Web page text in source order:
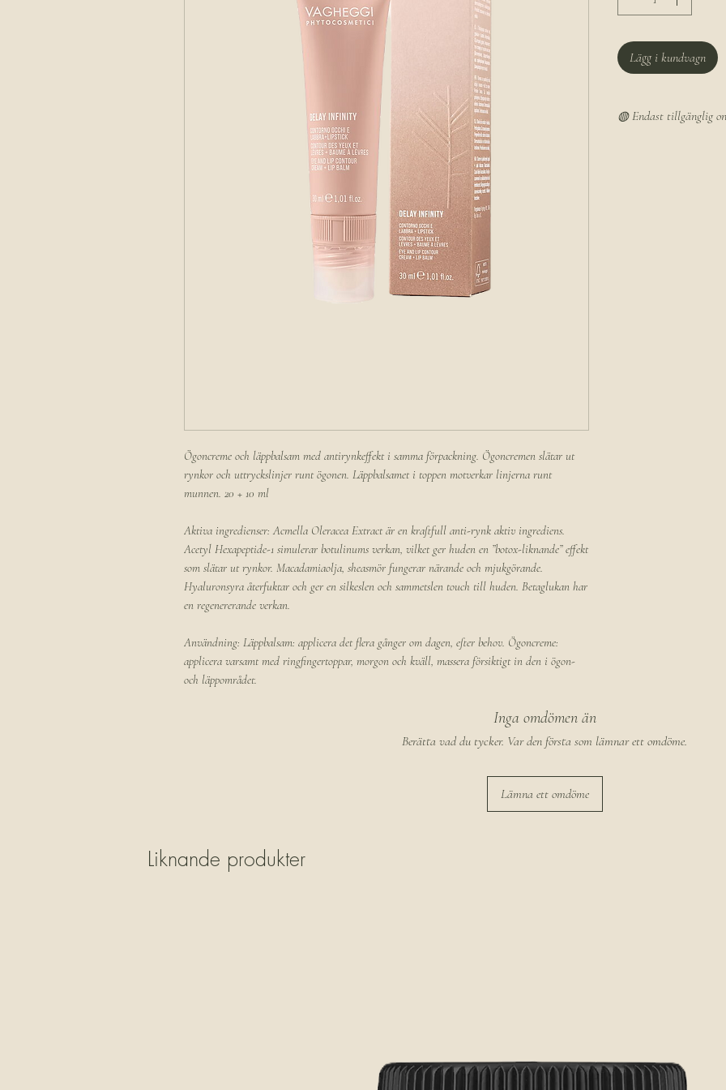
Ögoncreme och läppbalsam med antirynkeffekt i samma förpackning. Ögoncremen slätar ut
rynkor och uttryckslinjer runt ögonen. Läppbalsamet i toppen motverkar linjerna runt
munnen. 20 + 10 ml
Aktiva ingredienser: Acmella Oleracea Extract är en kraftfull anti-rynk aktiv ingrediens.
Acetyl Hexapeptide-1 simulerar botulinums verkan, vilket ger huden en ”botox-liknande” effekt
som slätar ut rynkor. Macadamiaolja, sheasmör fungerar närande och mjukgörande.
Hyaluronsyra återfuktar och ger en silkeslen och sammetslen touch till huden. Betaglukan har
en regenererande verkan.
Användning: Läppbalsam: applicera det flera gånger om dagen, efter behov. Ögoncreme:
applicera varsamt med ringfingertoppar, morgon och kväll, massera försiktigt in den i ögon-
och läppområdet.
Lägg i kundvagn
◍ Endast tillgänglig
Inga omdömen än
Berätta vad du tycker. Var den första som lämnar ett omdöme.
Lämna ett omdöme
Liknande produkter